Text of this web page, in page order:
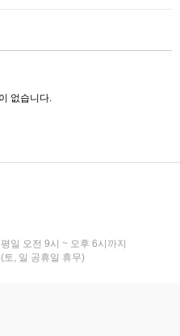
없습니다.
평일 오전 9시 ~ 오후 6시까지
(토, 일 공휴일 휴무)